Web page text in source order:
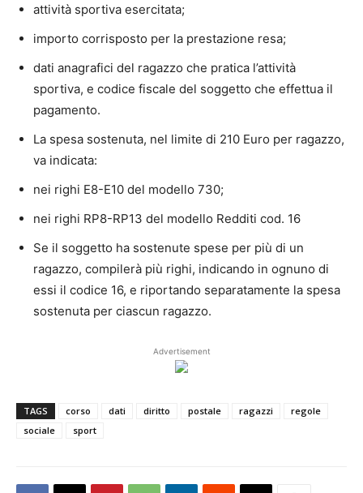
attività sportiva esercitata;
importo corrisposto per la prestazione resa;
dati anagrafici del ragazzo che pratica l’attività
sportiva, e codice fiscale del soggetto che effettua il
pagamento.
La spesa sostenuta, nel limite di 210 Euro per ragazzo,
va indicata:
nei righi E8-E10 del modello 730;
nei righi RP8-RP13 del modello Redditi cod. 16
Se il soggetto ha sostenute spese per più di un
ragazzo, compilerà più righi, indicando in ognuno di
essi il codice 16, e riportando separatamente la spesa
sostenuta per ciascun ragazzo.
Advertisement
TAGS corso dati diritto postale ragazzi
regole
sociale
sport